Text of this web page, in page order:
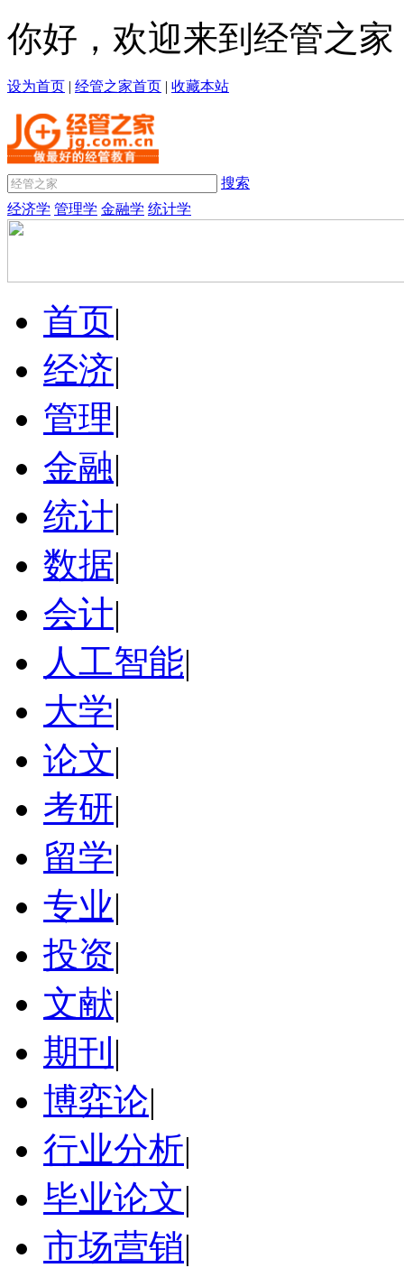
你好，欢迎来到经管之家
设为首页 | 经管之家首页 | 收藏本站
搜索
经济学 管理学 金融学 统计学
首页|
经济|
管理|
金融|
统计|
数据|
会计|
人工智能|
大学|
论文|
考研|
留学|
专业|
投资|
文献|
期刊 |
博弈论|
行业分析|
毕业论文|
市场营销|